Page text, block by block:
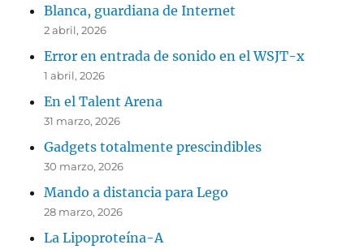
Blanca, guardiana de Internet
2 abril, 2026
Error en entrada de sonido en el WSJT-x
1 abril, 2026
En el Talent Arena
31 marzo, 2026
Gadgets totalmente prescindibles
30 marzo, 2026
Mando a distancia para Lego
28 marzo, 2026
La Lipoproteína-A